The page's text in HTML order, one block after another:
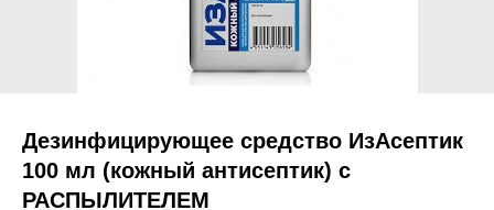
Дезинфицирующее средство ИзАсептик
100 мл (кожный антисептик) с
РАСПЫЛИТЕЛЕМ